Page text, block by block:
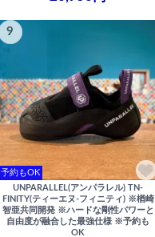
9
予約もOK
UNPARALLEL(アンパラレル) TN-
FINITY(ティーエヌ-フィニティ) ※楢崎
智亜共同開発 ※ハードな剛性パワーと
自由度が融合した最強仕様 ※予約も
OK